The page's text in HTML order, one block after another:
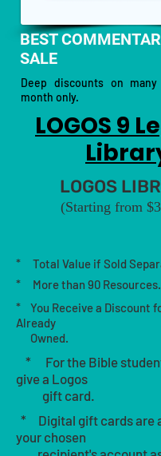
BEST
SALE
Deep discounts on
month only.
LOGOS 9
LOGOS
(Starting from
* Total Value if Sold
* More than 90 Resources.
* You Receive a Discount
Already
Owned.
* For the Bible
give a Logos
gift card.
* Digital gift cards are
your chosen